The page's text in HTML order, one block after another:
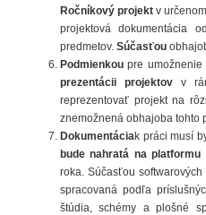
Ročníkový projekt v
projektová dokumentácia
predmetov. Súčasťou
Podmienkou pre
prezentácii projektovv
reprezentovať projekt na
znemožnená obhajoba tohto
Dokumentáciak práci musí
bude nahratá na
roka. Súčasťou
spracovaná podľa
štúdia, schémy a plošné